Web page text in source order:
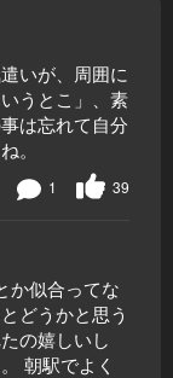
いが、周囲に
うとこ」、素
は忘れて自分
。
39
1
か似合ってな
どうかと思う
の嬉しいし
朝駅でよく